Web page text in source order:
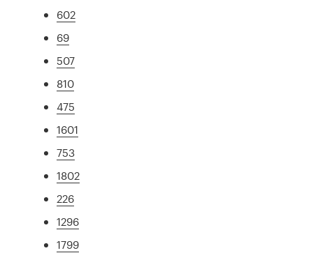
602
69
507
810
475
1601
753
1802
226
1296
1799